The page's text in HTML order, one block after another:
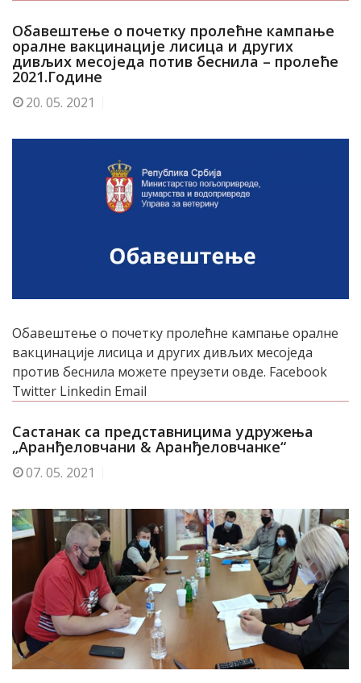
Обавештење о почетку пролећне кампање
оралне вакцинације лисица и других
дивљих месоједа потив беснила – пролеће
2021.Године
20. 05. 2021
Обавештење о почетку пролећне кампање оралне
вакцинације лисица и других дивљих месоједа
против беснила можете преузети овде. Facebook
Twitter Linkedin Email
Састанак са представницима удружења
„Aранђеловчани & Aранђеловчанке“
07. 05. 2021